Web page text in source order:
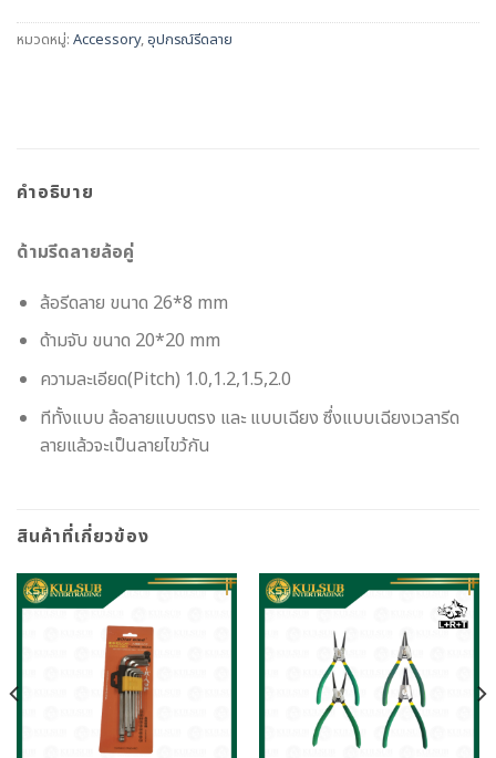
หมวดหมู่: Accessory,อุปกรณ์รีดลาย
คำอธิบาย
ด้ามรีดลายล้อคู่
ล้อรีดลาย ขนาด 26*8 mm
ด้ามจับ ขนาด 20*20 mm
ความละเอียด(Pitch) 1.0,1.2,1.5,2.0
ทีทั้งแบบ ล้อลายแบบตรง และ แบบเฉียง ซึ่งแบบเฉียงเวลารีด
ลายแล้วจะเป็นลายไขว้กัน
สินค้าที่เกี่ยวข้อง